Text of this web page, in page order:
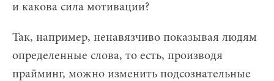
и какова сила мотивации?
Так, например, ненавязчиво показывая людям
определенные слова, то есть, производя
прайминг, можно изменить подсознательные